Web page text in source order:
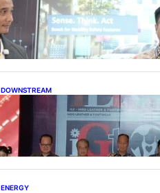
Teknologi Keselamatan,
Penentu Baru Persaingan
Industri Otomotif
DOWNSTREAM
Terbuka, Peluang Usaha bagi
IKM Alas Kaki Lokal
ENERGY